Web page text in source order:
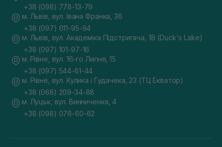
+38 (098) 778-13-79
м. Львів, вул. Івана Франка, 36
+38 (097) 611-95-94
м. Львів, вул. Академіка Підстригача, 1В (Duck's Lake)
+38 (097) 101-97-16
м. Рівне, вул. 16-го Липня, 15
+38 (097) 544-61-44
м. Рівне, вул. Кулика і Гудачека, 23 (ТЦ Екватор)
+38 (068) 209-34-88
м. Луцьк, вул. Винниченка, 4
+38 (098) 076-60-62